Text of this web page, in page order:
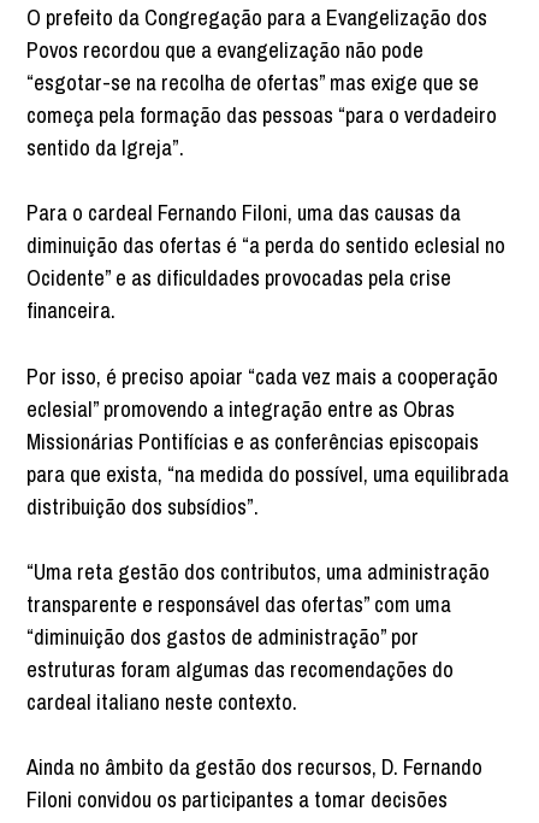
O prefeito da Congregação para a Evangelização dos
Povos recordou que a evangelização não pode
“esgotar-se na recolha de ofertas” mas exige que se
começa pela formação das pessoas “para o verdadeiro
sentido da Igreja”.
Para o cardeal Fernando Filoni, uma das causas da
diminuição das ofertas é “a perda do sentido eclesial no
Ocidente” e as dificuldades provocadas pela crise
financeira.
Por isso, é preciso apoiar “cada vez mais a cooperação
eclesial” promovendo a integração entre as Obras
Missionárias Pontifícias e as conferências episcopais
para que exista, “na medida do possível, uma equilibrada
distribuição dos subsídios”.
“Uma reta gestão dos contributos, uma administração
transparente e responsável das ofertas” com uma
“diminuição dos gastos de administração” por
estruturas foram algumas das recomendações do
cardeal italiano neste contexto.
Ainda no âmbito da gestão dos recursos, D. Fernando
Filoni convidou os participantes a tomar decisões